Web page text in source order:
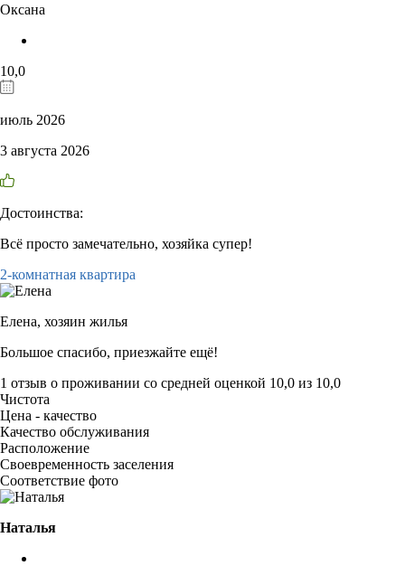
Оксана
10,0
июль 2026
3 августа 2026
Достоинства:
Всё просто замечательно, хозяйка супер!
2-комнатная квартира
Елена, хозяин жилья
Большое спасибо, приезжайте ещё!
1 отзыв о проживании со средней оценкой 10,0 из 10,0
Чистота
Цена - качество
Качество обслуживания
Расположение
Своевременность заселения
Соответствие фото
Наталья